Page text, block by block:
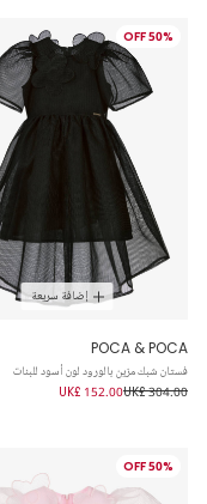
50% OFF
إضافة سريعة
POCA & POCA
فستان شبك مزين بالورود لون أسود للبنات
UK£ 304.00
UK£ 152.00
50% OFF